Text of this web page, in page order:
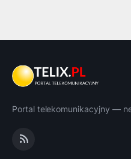
Portal telekomunikacyjny —